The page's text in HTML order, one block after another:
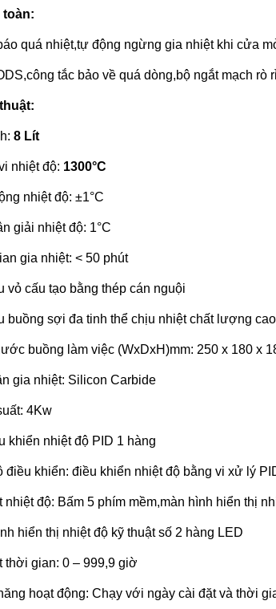
toàn:
quá nhiệt,tự động ngừng gia nhiệt khi cửa
tắc bảo về quá dòng,bộ ngắt mạch rò
8 Lít
nhiệt độ: 1300°C
nhiệt độ: ±1°C
giải nhiệt độ: 1°C
gia nhiệt: < 50 phút
vỏ cấu tạo bằng thép cán nguội
buồng sợi đa tinh thể chịu nhiệt chất lượng
buồng làm việc (WxDxH)mm: 250 x 180 x
gia nhiệt: Silicon Carbide
4Kw
khiển nhiệt độ PID 1 hàng
điều khiển: điều khiển nhiệt độ bằng vi xử lý
nhiệt độ: Bấm 5 phím mềm,màn hình hiển thị
hiển thị nhiệt độ kỹ thuật số 2 hàng LED
thời gian: 0 – 999,9 giờ
hoạt động: Chạy với ngày cài đặt và thời